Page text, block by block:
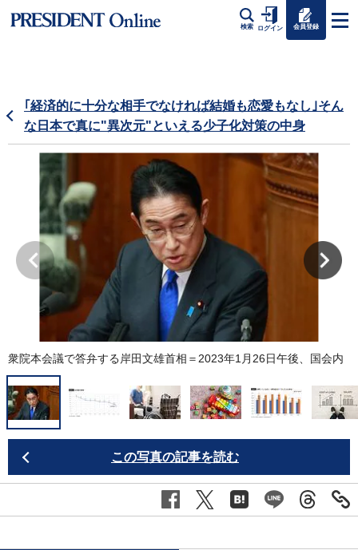
検索 ログイン 会員登録
｢経済的に十分な相手でなければ結婚も恋愛もなし｣そん
な日本で真に"異次元"といえる少子化対策の中身
衆院本会議で答弁する岸田文雄首相＝2023年1月26日午後、国会内
この写真の記事を読む